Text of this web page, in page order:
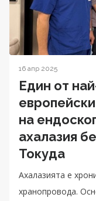
16 апр 2025
Един от
на
ахалазия
Токуда
Ахалазията е
хранопровода.